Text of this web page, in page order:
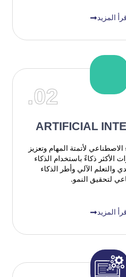
المزيد
02.
ARTIFICIAL
لأتمتة المهام وتعزيز
الأكثر ذكاءً باستخدام الذكاء
والتعلم الآلي وأطر الذكاء
لتحقيق النمو.
المزيد